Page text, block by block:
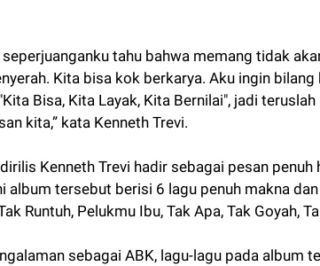
tahu bahwa memang tidak
Kita bisa kok berkarya. Aku ingin
Bisa, Kita Layak, Kita Bernilai", jadi
kita,” kata Kenneth Trevi.
Kenneth Trevi hadir sebagai pesan penuh
album tersebut berisi 6 lagu penuh makna
Runtuh, Pelukmu Ibu, Tak Apa, Tak Goyah,
sebagai ABK, lagu-lagu pada album